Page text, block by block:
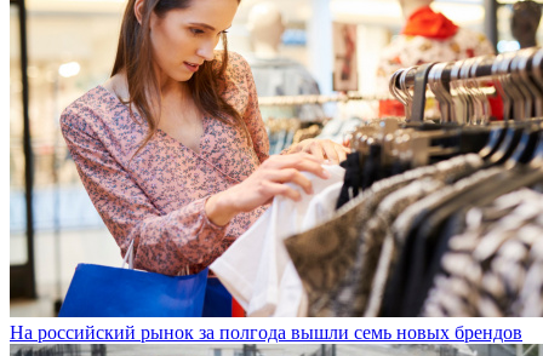
На российский рынок за полгода вышли семь новых брендов